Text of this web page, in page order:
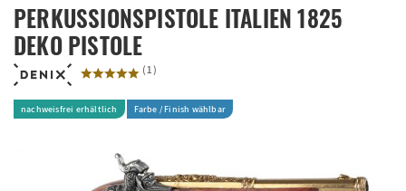
PERKUSSIONSPISTOLE ITALIEN 1825
DEKO PISTOLE
(1)
nachweisfrei erhältlich Farbe / Finish wählbar